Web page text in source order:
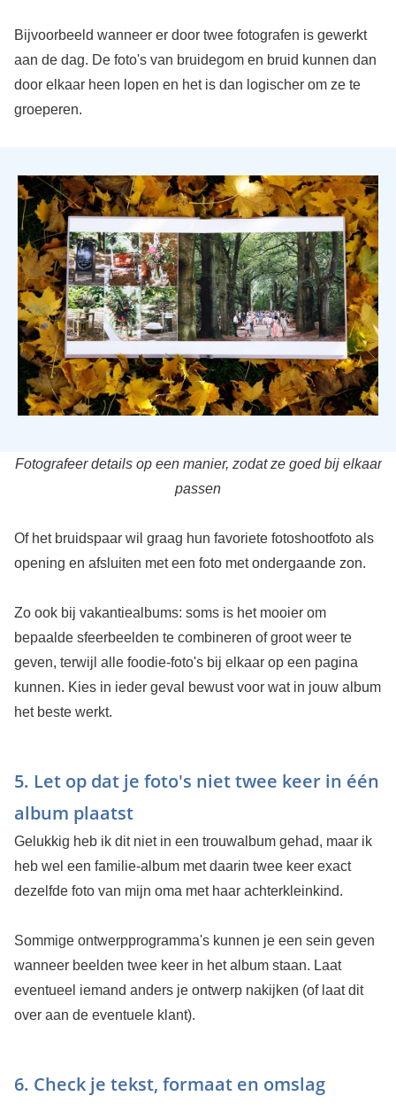
Bijvoorbeeld wanneer er door twee fotografen is gewerkt
aan de dag. De foto's van bruidegom en bruid kunnen dan
door elkaar heen lopen en het is dan logischer om ze te
groeperen.
Fotografeer details op een manier, zodat ze goed bij elkaar
passen
Of het bruidspaar wil graag hun favoriete fotoshootfoto als
opening en afsluiten met een foto met ondergaande zon.
Zo ook bij vakantiealbums: soms is het mooier om
bepaalde sfeerbeelden te combineren of groot weer te
geven, terwijl alle foodie-foto's bij elkaar op een pagina
kunnen. Kies in ieder geval bewust voor wat in jouw album
het beste werkt.
5. Let op dat je foto's niet twee keer in één
album plaatst
Gelukkig heb ik dit niet in een trouwalbum gehad, maar ik
heb wel een familie-album met daarin twee keer exact
dezelfde foto van mijn oma met haar achterkleinkind.
Sommige ontwerpprogramma's kunnen je een sein geven
wanneer beelden twee keer in het album staan. Laat
eventueel iemand anders je ontwerp nakijken (of laat dit
over aan de eventuele klant).
6. Check je tekst, formaat en omslag